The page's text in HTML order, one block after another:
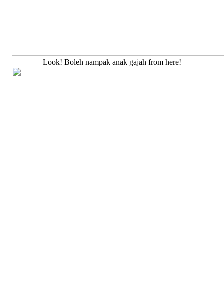
Look! Boleh nampak anak gajah from here!